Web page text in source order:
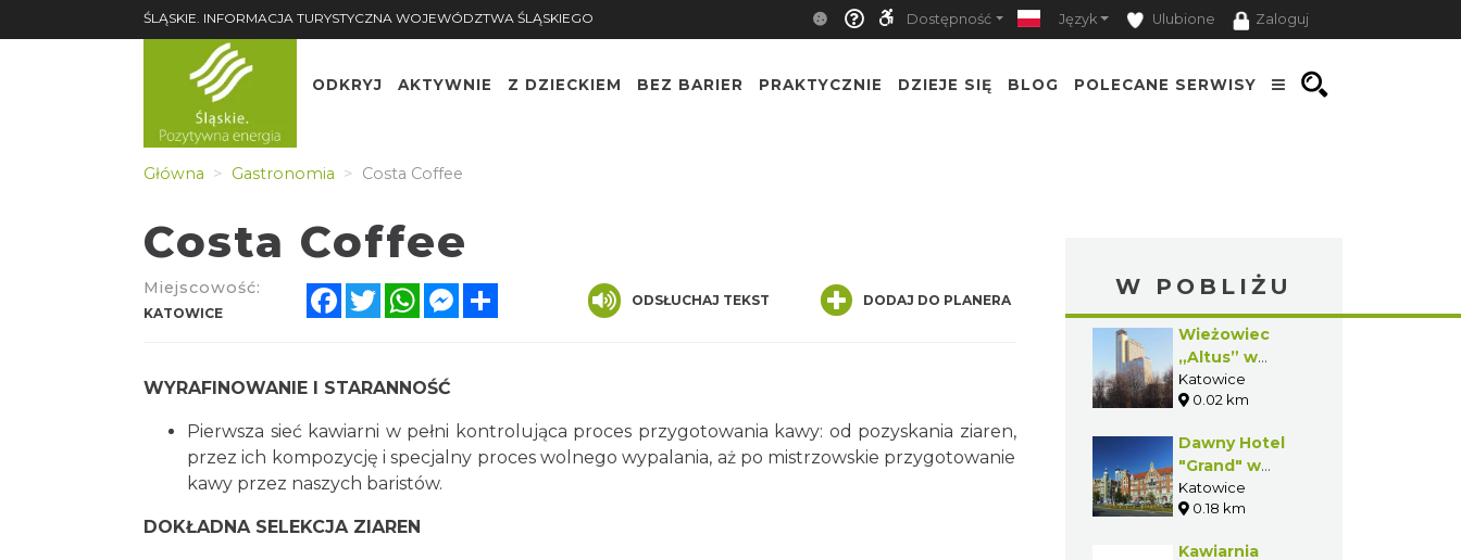
ŚLĄSKIE. INFORMACJA TURYSTYCZNA WOJEWÓDZTWA ŚLĄSKIEGO Dostępność Język Ulubione Zaloguj
ODKRYJ AKTYWNIE Z DZIECKIEM BEZ BARIER PRAKTYCZNIE DZIEJE SIĘ BLOG POLECANE SERWISY
Główna Gastronomia Costa Coffee
Costa Coffee
Miejscowość:
KATOWICE
FacebookTwitterWhatsAppMessenger ODSŁUCHAJ TEKST DODAJ DO PLANERA
WYRAFINOWANIE I STARANNOŚĆ
Pierwsza sieć kawiarni w pełni kontrolująca proces przygotowania kawy: od pozyskania ziaren,
przez ich kompozycję i specjalny proces wolnego wypalania, aż po mistrzowskie przygotowanie
kawy przez naszych baristów.
DOKŁADNA SELEKCJA ZIAREN
W POBLIŻU
Wieżowiec
„Altus” w
Katowicach
Katowice
0.02 km
Dawny Hotel
"Grand" w
Katowicach
Katowice
0.18 km
Kawiarnia